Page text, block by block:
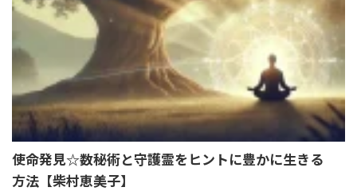
使命発見☆数秘術と守護霊をヒントに豊かに生きる
方法【柴村恵美子】